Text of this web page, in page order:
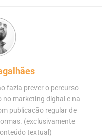
fazia prever o percurso
no marketing digital e na
publicação regular de
(exclusivamente
textual)